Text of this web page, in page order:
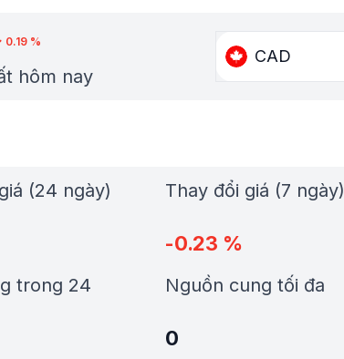
0.19%
hôm nay
CAD
(24 ngày) Thay đổi giá (7 ngày)
-0.23 %
trong 24
Nguồn cung tối đa
0